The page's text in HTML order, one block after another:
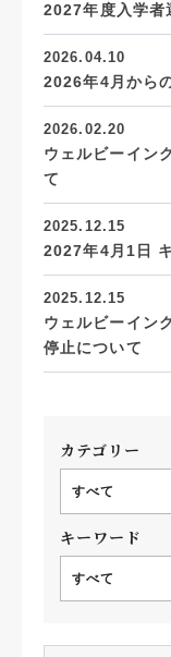
2027年度入学者
2026.04.10
2026年4月から
2026.02.20
ウェルビーイン
て
2025.12.15
2027年4月1日
2025.12.15
ウェルビーイン
停止について
カテゴリー
すべて
キーワード
すべて